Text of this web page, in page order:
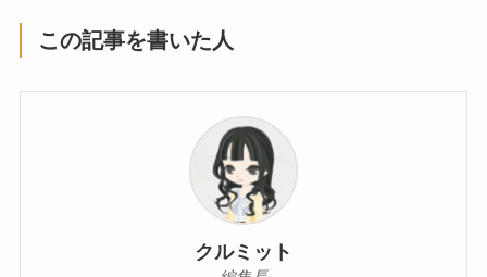
この記事を書いた人
クルミット